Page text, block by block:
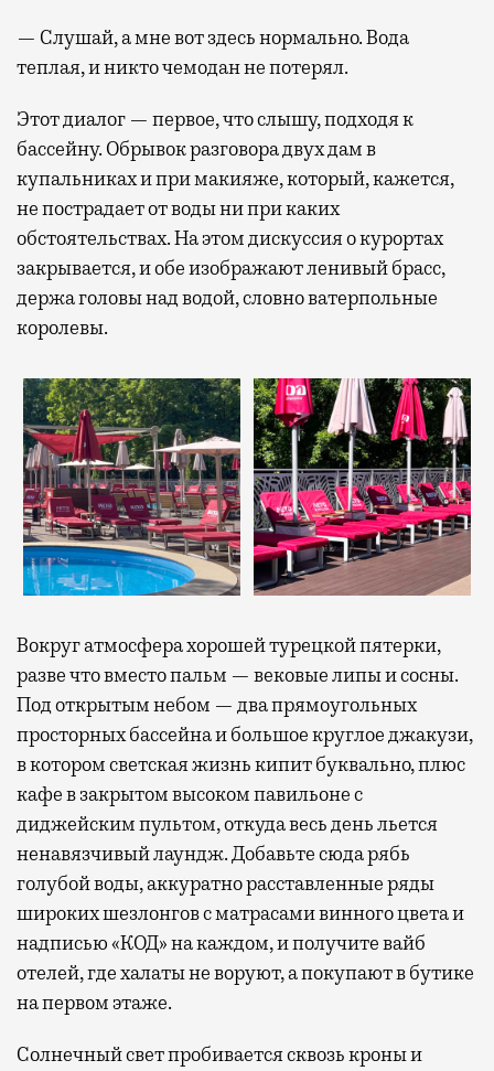
— Слушай, а мне вот здесь нормально. Вода
теплая, и никто чемодан не потерял.
Этот диалог — первое, что слышу, подходя к
бассейну. Обрывок разговора двух дам в
купальниках и при макияже, который, кажется,
не пострадает от воды ни при каких
обстоятельствах. На этом дискуссия о курортах
закрывается, и обе изображают ленивый брасс,
держа головы над водой, словно ватерпольные
королевы.
Вокруг атмосфера хорошей турецкой пятерки,
разве что вместо пальм — вековые липы и сосны.
Под открытым небом — два прямоугольных
просторных бассейна и большое круглое джакузи,
в котором светская жизнь кипит буквально, плюс
кафе в закрытом высоком павильоне с
диджейским пультом, откуда весь день льется
ненавязчивый лаундж. Добавьте сюда рябь
голубой воды, аккуратно расставленные ряды
широких шезлонгов с матрасами винного цвета и
надписью «КОД» на каждом, и получите вайб
отелей, где халаты не воруют, а покупают в бутике
на первом этаже.
Солнечный свет пробивается сквозь кроны и